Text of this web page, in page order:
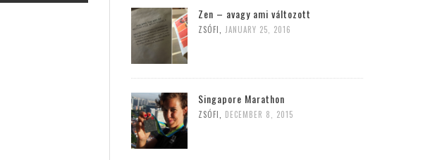
Zen – avagy ami változott
ZSÓFI JANUARY 25, 2016
Singapore Marathon
ZSÓFI DECEMBER 8, 2015